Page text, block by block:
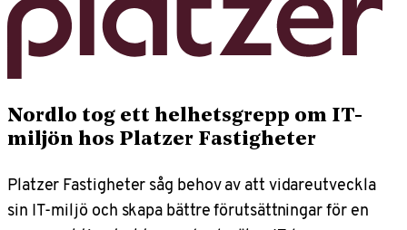
Nordlo tog ett helhetsgrepp om IT-
miljön hos Platzer Fastigheter
Platzer Fastigheter såg behov av att vidareutveckla
sin IT-miljö och skapa bättre förutsättningar för en